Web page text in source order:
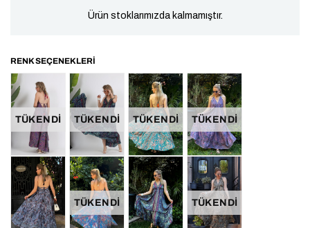
Ürün stoklarımızda kalmamıştır.
TÜKENDI TÜKENDI TÜKENDI TÜKENDI
TÜKENDI TÜKENDI